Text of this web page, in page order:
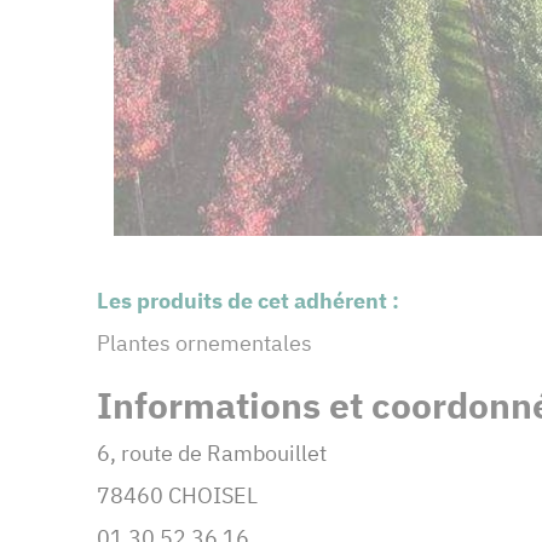
Les produits de cet adhérent :
Plantes ornementales
Informations et
6, route de Rambouillet
78460 CHOISEL